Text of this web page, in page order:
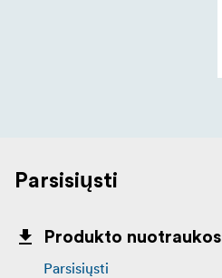
Parsisiųsti
Produkto nuotraukos
Parsisiųsti